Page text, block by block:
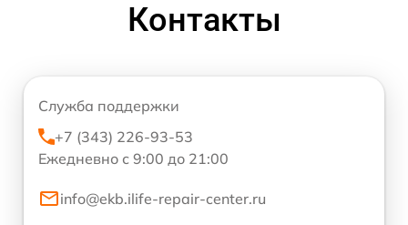
Контакты
Служба поддержки
+7 (343) 226-93-53
Ежедневно с 9:00 до 21:00
info@ekb.ilife-repair-center.ru